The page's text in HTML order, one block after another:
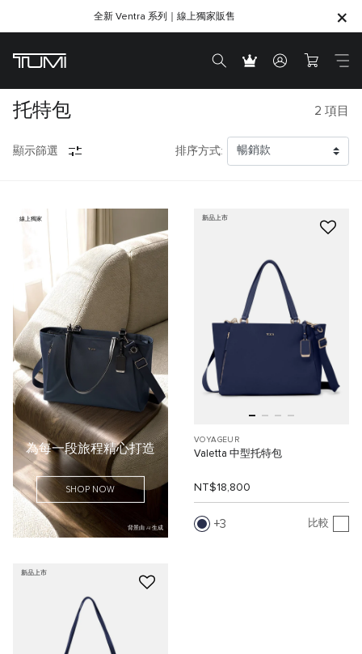
SHOP GIFTS
SHOP GIFTS
全新 Ventra 系列｜線上獨家販售
托特包 2 項目
顯示篩選 排序方式:
線上獨家
為每一段旅程精心打造
SHOP NOW
背景由 AI 生成
新品上市
VOYAGEUR
Valetta 中型托特包
NT$18,800
3 比較
新品上市